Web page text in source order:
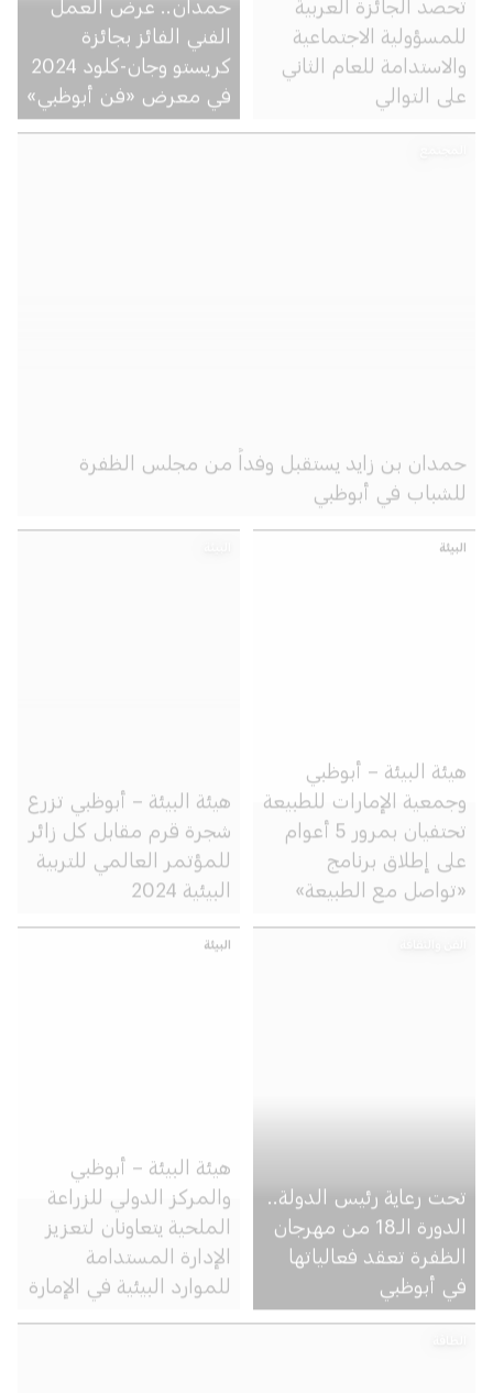
للمسؤولية الاجتماعية
والاستدامة للعام الثاني
على التوالي
الفني الفائز بجائزة
في معرض «فن أبوظبي»
المجتمع
حمدان بن زايد يستقبل وفداً من مجلس الظفرة
للشباب في أبوظبي
البيئة
هيئة البيئة – أبوظبي
وجمعية الإمارات للطبيعة
تحتفيان بمرور 5 أعوام
على إطلاق برنامج
«تواصل مع الطبيعة»
خلال عام الاستدامة
البيئة
هيئة البيئة – أبوظبي تزرع
شجرة قرم مقابل كل زائر
للمؤتمر العالمي للتربية
البيئية 2024
الفن والثقافة
تحت رعاية رئيس الدولة..
الدورة الـ18 من مهرجان
الظفرة تعقد فعالياتها
في أبوظبي
البيئة
هيئة البيئة – أبوظبي
والمركز الدولي للزراعة
الملحية يتعاونان لتعزيز
الإدارة المستدامة
للموارد البيئية في الإمارة
الطاقة